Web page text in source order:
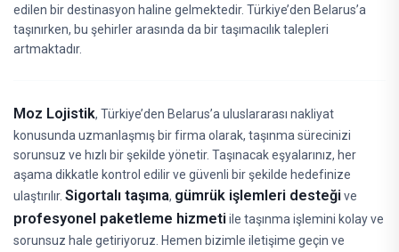
edilen bir destinasyon haline gelmektedir. Türkiye’den Belarus’a
taşınırken, bu şehirler arasında da bir taşımacılık talepleri
artmaktadır.
Moz Lojistik, Türkiye’den Belarus’a uluslararası nakliyat
konusunda uzmanlaşmış bir firma olarak, taşınma sürecinizi
sorunsuz ve hızlı bir şekilde yönetir. Taşınacak eşyalarınız, her
aşama dikkatle kontrol edilir ve güvenli bir şekilde hedefinize
ulaştırılır. Sigortalı taşıma, gümrük işlemleri desteğive
profesyonel paketleme hizmetiile taşınma işlemini kolay ve
sorunsuz hale getiriyoruz. Hemen bizimle iletişime geçin ve